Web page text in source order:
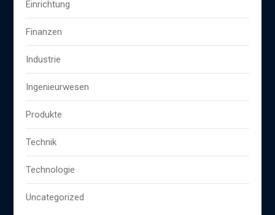
Einrichtung
Finanzen
Industrie
Ingenieurwesen
Produkte
Technik
Technologie
Uncategorized